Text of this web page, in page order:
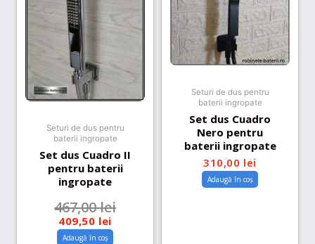
Seturi de dus pentru
baterii ingropate
Set dus Cuadro II
pentru baterii
ingropate
467,00lei
409,50 lei
Adaugă în coș
Seturi de dus pentru
baterii ingropate
Set dus Cuadro
Nero pentru
baterii ingropate
310,00 lei
Adaugă în coș